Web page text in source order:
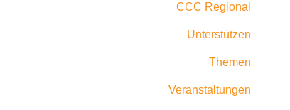
CCC Regional
Unterstützen
Themen
Veranstaltungen